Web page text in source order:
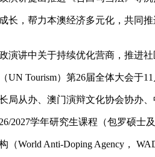
，帮力本澳经济多元化，共同推
讲中关于持续优化营商，推进社
Tourism）第26届全体大会于11
从办、澳门演辩文化协会协办、
学年研究生课程（包罗硕士及
Anti-Doping Agency，